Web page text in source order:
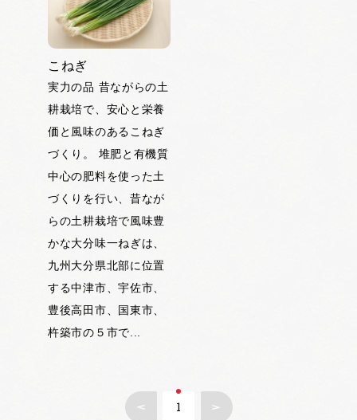
こねぎ
実力の品 昔ながらの土
耕栽培で、安心と栄養
価と風味のあるこねぎ
づくり。 堆肥と有機質
中心の肥料を使った土
づくりを行い、昔なが
らの土耕栽培で風味豊
かな大分味一ねぎは、
九州大分県北部に位置
する中津市、宇佐市、
豊後高田市、国東市、
杵築市の５市で...
1